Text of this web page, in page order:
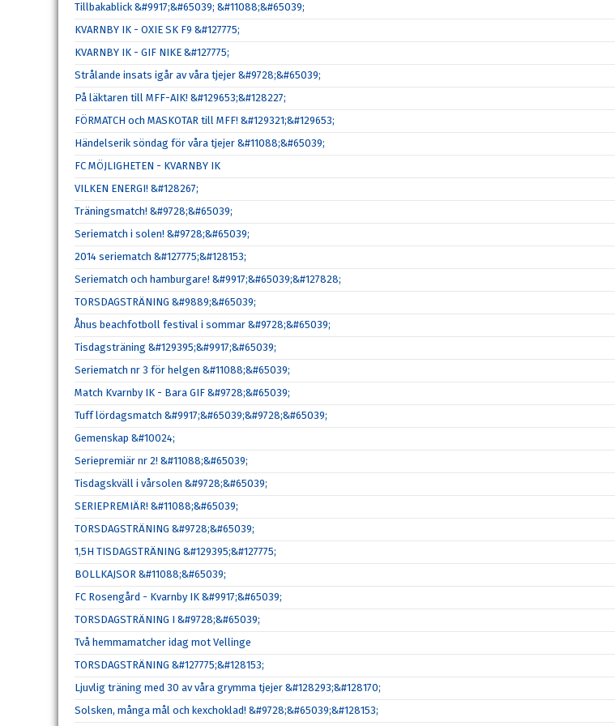
Tillbakablick &#9917;&#65039; &#11088;&#65039;
KVARNBY IK - OXIE SK F9 &#127775;
KVARNBY IK - GIF NIKE &#127775;
Strålande insats igår av våra tjejer &#9728;&#65039;
På läktaren till MFF-AIK! &#129653;&#128227;
FÖRMATCH och MASKOTAR till MFF! &#129321;&#129653;
Händelserik söndag för våra tjejer &#11088;&#65039;
FC MÖJLIGHETEN - KVARNBY IK
VILKEN ENERGI! &#128267;
Träningsmatch! &#9728;&#65039;
Seriematch i solen! &#9728;&#65039;
2014 seriematch &#127775;&#128153;
Seriematch och hamburgare! &#9917;&#65039;&#127828;
TORSDAGSTRÄNING &#9889;&#65039;
Åhus beachfotboll festival i sommar &#9728;&#65039;
Tisdagsträning &#129395;&#9917;&#65039;
Seriematch nr 3 för helgen &#11088;&#65039;
Match Kvarnby IK - Bara GIF &#9728;&#65039;
Tuff lördagsmatch &#9917;&#65039;&#9728;&#65039;
Gemenskap &#10024;
Seriepremiär nr 2! &#11088;&#65039;
Tisdagskväll i vårsolen &#9728;&#65039;
SERIEPREMIÄR! &#11088;&#65039;
TORSDAGSTRÄNING &#9728;&#65039;
1,5H TISDAGSTRÄNING &#129395;&#127775;
BOLLKAJSOR &#11088;&#65039;
FC Rosengård - Kvarnby IK &#9917;&#65039;
TORSDAGSTRÄNING I &#9728;&#65039;
Två hemmamatcher idag mot Vellinge
TORSDAGSTRÄNING &#127775;&#128153;
Ljuvlig träning med 30 av våra grymma tjejer &#128293;&#128170;
Solsken, många mål och kexchoklad! &#9728;&#65039;&#128153;